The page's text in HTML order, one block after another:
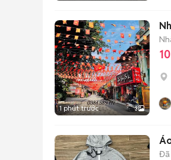
1 phút trước 3
Đã